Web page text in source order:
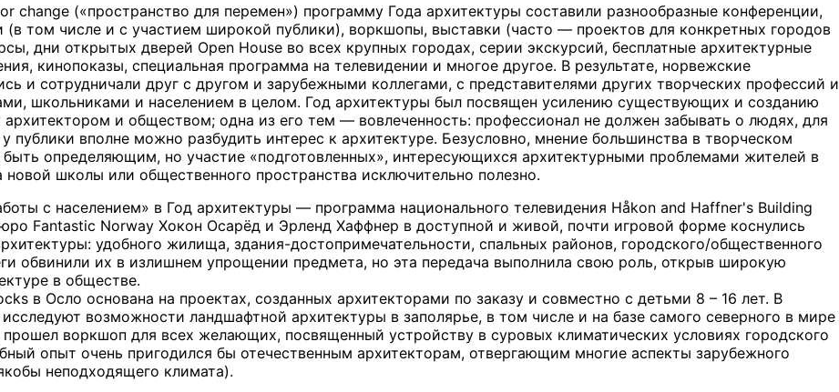
change («пространство для перемен») программу Года архитектуры составили разнообразные конференции,
(в том числе и с участием широкой публики), воркшопы, выставки (часто — проектов для конкретных городов
дни открытых дверей Open House во всех крупных городах, серии экскурсий, бесплатные архитектурные
кинопоказы, специальная программа на телевидении и многое другое. В результате, норвежские
и сотрудничали друг с другом и зарубежными коллегами, с представителями других творческих профессий и
школьниками и населением в целом. Год архитектуры был посвящен усилению существующих и созданию
и обществом; одна из его тем — вовлеченность: профессионал не должен забывать о людях, для
публики вполне можно разбудить интерес к архитектуре. Безусловно, мнение большинства в творческом
определяющим, но участие «подготовленных», интересующихся архитектурными проблемами жителей в
школы или общественного пространства исключительно полезно.
с населением» в Год архитектуры — программа национального телевидения Håkon and Haffner's Building
Fantastic Norway Хокон Осарёд и Эрленд Хаффнер в доступной и живой, почти игровой форме коснулись
удобного жилища, здания-достопримечательности, спальных районов, городского/общественного
обвинили их в излишнем упрощении предмета, но эта передача выполнила свою роль, открыв широкую
в обществе.
в Осло основана на проектах, созданных архитекторами по заказу и совместно с детьми 8 – 16 лет. В
возможности ландшафтной архитектуры в заполярье, в том числе и на базе самого северного в мире
прошел воркшоп для всех желающих, посвященный устройству в суровых климатических условиях городского
опыт очень пригодился бы отечественным архитекторам, отвергающим многие аспекты зарубежного
неподходящего климата).